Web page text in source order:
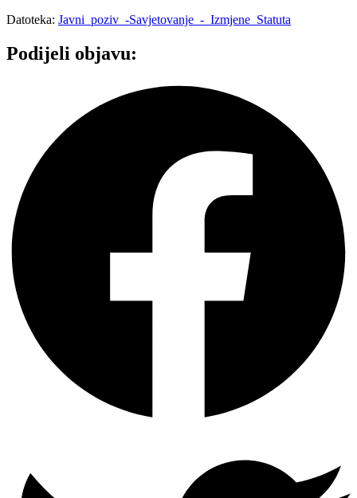
Datoteka: Javni_poziv_-Savjetovanje_-_Izmjene_Statuta
Podijeli objavu: